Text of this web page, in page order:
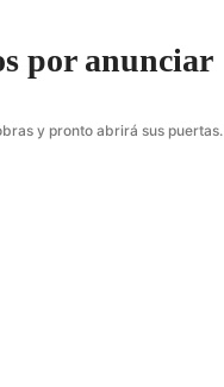
por anunciar
y pronto abrirá sus puertas.